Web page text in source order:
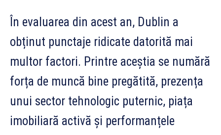
În evaluarea din acest an, Dublin a
obținut punctaje ridicate datorită mai
multor factori. Printre aceștia se numără
forța de muncă bine pregătită, prezența
unui sector tehnologic puternic, piața
imobiliară activă și performanțele